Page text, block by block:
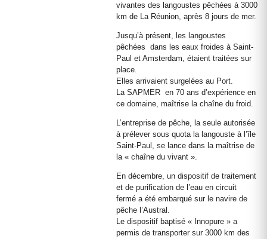
vivantes des langoustes pêchées à 3000
km de La Réunion, après 8 jours de mer.
Jusqu’à présent, les langoustes
pêchées dans les eaux froides à Saint-
Paul et Amsterdam, étaient traitées sur
place.
Elles arrivaient surgelées au Port.
La SAPMER en 70 ans d’expérience en
ce domaine, maîtrise la chaîne du froid.
L’entreprise de pêche, la seule autorisée
à prélever sous quota la langouste à l’île
Saint-Paul, se lance dans la maîtrise de
la « chaîne du vivant ».
En décembre, un dispositif de traitement
et de purification de l’eau en circuit
fermé a été embarqué sur le navire de
pêche l’Austral.
Le dispositif baptisé « Innopure » a
permis de transporter sur 3000 km des